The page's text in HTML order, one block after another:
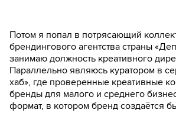
Потом я попал в потрясающий
брендингового агентства страны
занимаю должность креативного
Параллельно являюсь куратором в
хаб», где проверенные креативные
бренды для малого и среднего
формат, в котором бренд создаётся